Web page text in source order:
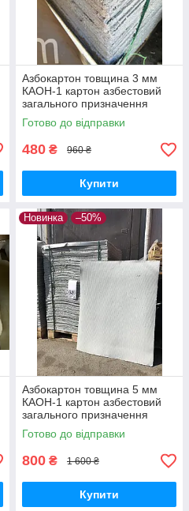
Азбокартон товщина 3 мм
КАОН-1 картон азбестовий
загального призначення
ДСТУ 2850-95 азбестова
теплоізоляція лист
Готово до відправки
480 ₴ 960 ₴
Купити
Новинка –50%
Азбокартон товщина 5 мм
КАОН-1 картон азбестовий
загального призначення
ДСТУ 2850-95 азбестова
теплоізоляція лист
Готово до відправки
800 ₴ 1 600 ₴
Купити